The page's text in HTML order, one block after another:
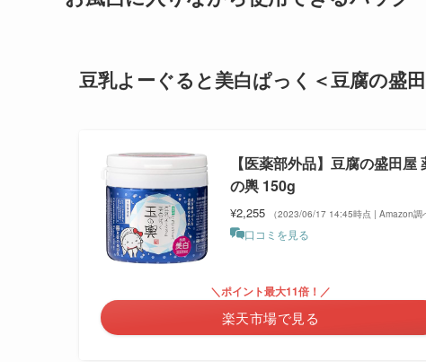
豆乳よーぐると美白ぱっく＜豆腐の盛
【医薬部外品】豆腐の盛田
の輿 150g
¥2,255 （2023/06/17 14:45時点 | Amazon調
口コミを見る
＼ポイント最大11倍！／
楽天市場で見る